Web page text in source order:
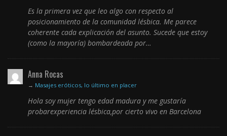
Es la primera vez que leo algo con respecto al
posicionamiento de la comunidad lésbica. Me parece
coherente cada explicación del asunto. Sucede que estoy
(como la mayoría) bombardeada por…
Anna Rocas
→ Masajes eróticos, lo último en placer
Hola soy mujer tengo edad madura y me gustaría
probarexperiencia lésbica,por cierto vivo en Barcelona